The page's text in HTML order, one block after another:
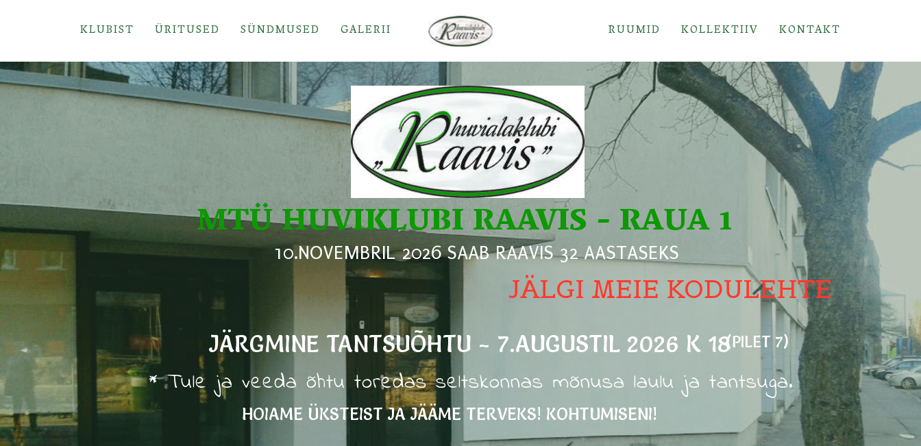
KLUBIST ÜRITUSED SÜNDMUSED GALERII RUUMID KOLLEKTIIV KONTAKT
MTÜ HUVIKLUBI RAAVIS - RAUA 1
10.NOVEMBRIL 2026 SAAB RAAVIS 32 AASTASEKS
(PILET 7)
JÄRGMINE TANTSUÕHTU - 7.AUGUSTIL 2026 K 18
JÄLGI MEIE KODULEHTE
HOIAME ÜKSTEIST JA JÄÄME TERVEKS! KOHTUMISENI!
* Tule ja veeda õhtu toredas seltskonnas mõnusa laulu ja tantsuga.